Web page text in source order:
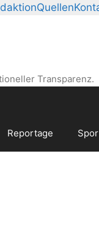
Quellen
Transparenz.
Reportage